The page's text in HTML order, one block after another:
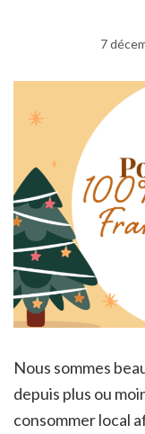
7
Nous sommes
depuis plus ou
consommer local